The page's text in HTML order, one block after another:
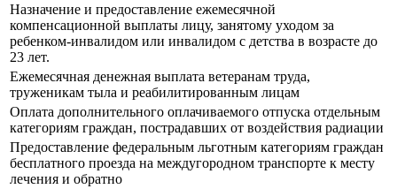
Назначение и предоставление ежемесячной
компенсационной выплаты лицу, занятому уходом за
ребенком-инвалидом или инвалидом с детства в возрасте до
23 лет.
Ежемесячная денежная выплата ветеранам труда,
труженикам тыла и реабилитированным лицам
Оплата дополнительного оплачиваемого отпуска отдельным
категориям граждан, пострадавших от воздействия радиации
Предоставление федеральным льготным категориям граждан
бесплатного проезда на междугородном транспорте к месту
лечения и обратно